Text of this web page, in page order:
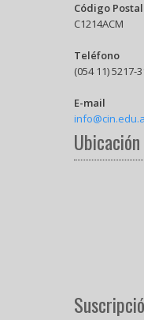
Código Postal
C1214ACM
Teléfono
(054 11) 5217-
E-mail
Ubicación